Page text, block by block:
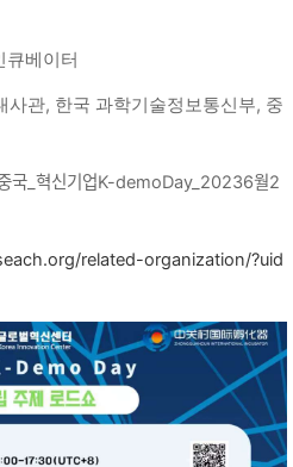
이터
관, 한국 과학기술정보통신부, 중
demoDay_20236월2
related-organization/?uid